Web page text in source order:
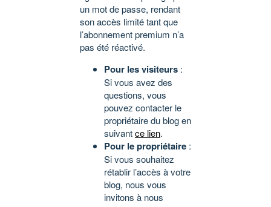
un mot de passe, rendant
son accès limité tant que
l’abonnement premium n’a
pas été réactivé.
Pour les visiteurs :
Si vous avez des
questions, vous
pouvez contacter le
propriétaire du blog en
suivantce lien.
Pour le propriétaire :
Si vous souhaitez
rétablir l’accès à votre
blog, nous vous
invitons à nous